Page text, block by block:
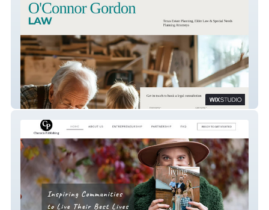
O'Connor Gordon Law